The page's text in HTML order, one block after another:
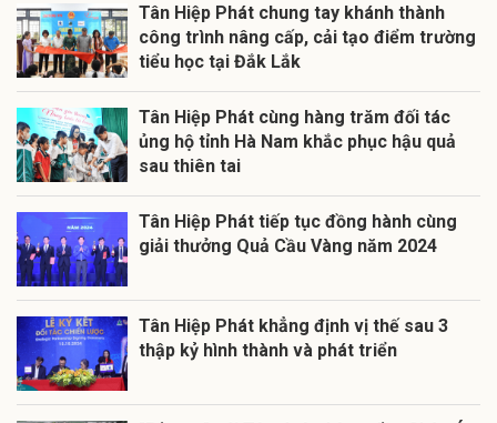
Tân Hiệp Phát chung tay khánh thành
công trình nâng cấp, cải tạo điểm trường
tiểu học tại Đắk Lắk
Tân Hiệp Phát cùng hàng trăm đối tác
ủng hộ tỉnh Hà Nam khắc phục hậu quả
sau thiên tai
Tân Hiệp Phát tiếp tục đồng hành cùng
giải thưởng Quả Cầu Vàng năm 2024
Tân Hiệp Phát khẳng định vị thế sau 3
thập kỷ hình thành và phát triển